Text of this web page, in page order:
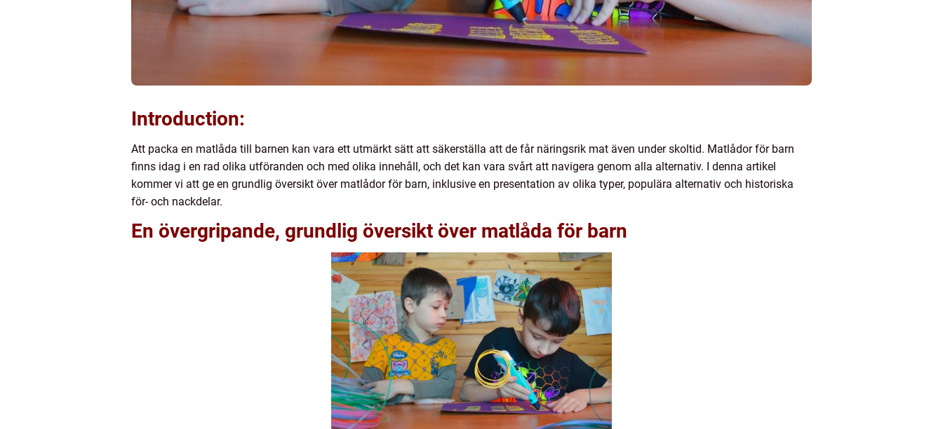
Introduction:
Att packa en matlåda till barnen kan vara ett utmärkt sätt att säkerställa att de får näringsrik mat även under skoltid. Matlådor för barn
finns idag i en rad olika utföranden och med olika innehåll, och det kan vara svårt att navigera genom alla alternativ. I denna artikel
kommer vi att ge en grundlig översikt över matlådor för barn, inklusive en presentation av olika typer, populära alternativ och historiska
för- och nackdelar.
En övergripande, grundlig översikt över matlåda för barn